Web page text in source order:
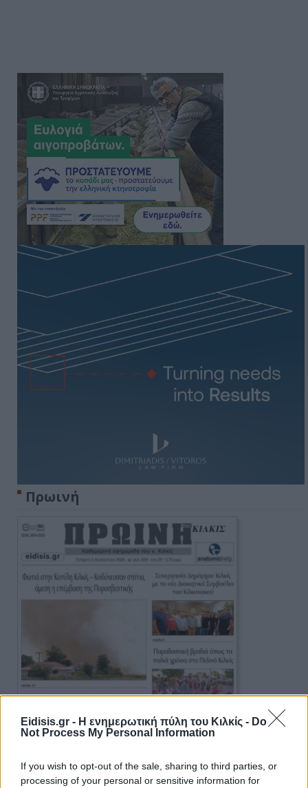
Eidisis.gr - Η ενημερωτική πύλη του Κιλκίς - Do
Not Process My Personal Information
If you wish to opt-out of the sale, sharing to third parties, or
processing of your personal or sensitive information for
Πρωινή